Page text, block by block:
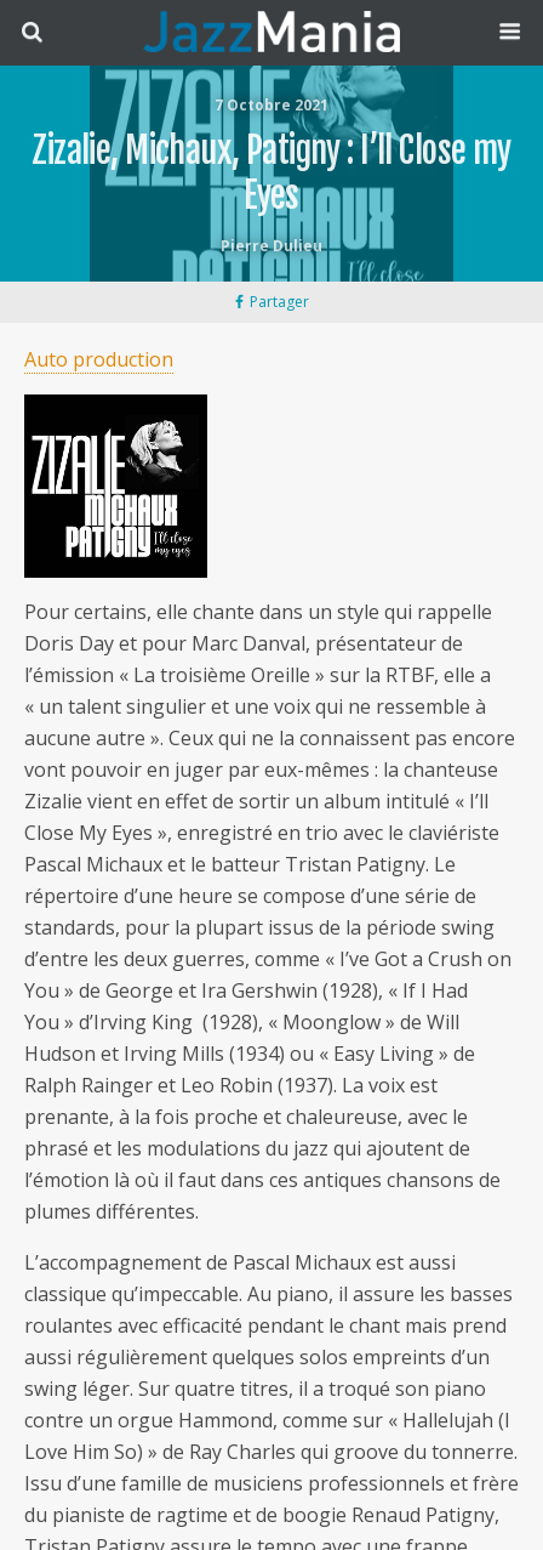
7 Octobre 2021
Zizalie, Michaux, Patigny : I’ll Close my
Eyes
Pierre Dulieu
Partager
Auto production
Pour certains, elle chante dans un style qui rappelle
Doris Day et pour Marc Danval, présentateur de
l’émission « La troisième Oreille » sur la RTBF, elle a
« un talent singulier et une voix qui ne ressemble à
aucune autre ». Ceux qui ne la connaissent pas encore
vont pouvoir en juger par eux-mêmes : la chanteuse
Zizalie vient en effet de sortir un album intitulé « I’ll
Close My Eyes », enregistré en trio avec le claviériste
Pascal Michaux et le batteur Tristan Patigny. Le
répertoire d’une heure se compose d’une série de
standards, pour la plupart issus de la période swing
d’entre les deux guerres, comme « I’ve Got a Crush on
You » de George et Ira Gershwin (1928), « If I Had
You » d’Irving King (1928), « Moonglow » de Will
Hudson et Irving Mills (1934) ou « Easy Living » de
Ralph Rainger et Leo Robin (1937). La voix est
prenante, à la fois proche et chaleureuse, avec le
phrasé et les modulations du jazz qui ajoutent de
l’émotion là où il faut dans ces antiques chansons de
plumes différentes.
L’accompagnement de Pascal Michaux est aussi
classique qu’impeccable. Au piano, il assure les basses
roulantes avec efficacité pendant le chant mais prend
aussi régulièrement quelques solos empreints d’un
swing léger. Sur quatre titres, il a troqué son piano
contre un orgue Hammond, comme sur « Hallelujah (I
Love Him So) » de Ray Charles qui groove du tonnerre.
Issu d’une famille de musiciens professionnels et frère
du pianiste de ragtime et de boogie Renaud Patigny,